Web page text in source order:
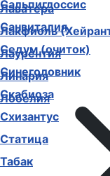
Лаватера
Лакфиоль
Лаурентия
Линария
Лобелия
Сальпиглоссис
Санвиталия
Седум (очиток)
Синеголовник
Скабиоза
Схизантус
Статица
Табак